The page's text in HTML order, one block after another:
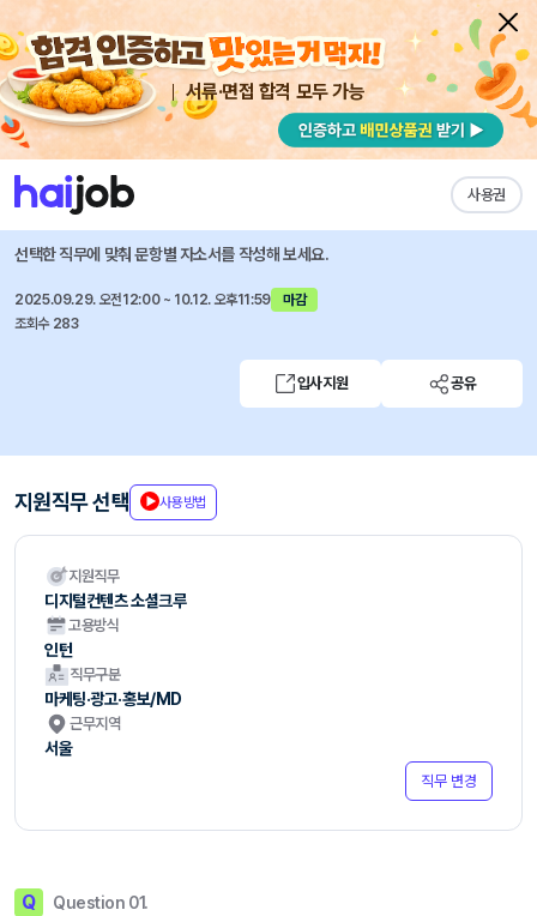
서류·면접 합격 모두 가능
사용권
채용공고 자소서 자유항목 자소서 내 작성목록
LG생활건강 즐겨찾기
소셜크루 인턴 채용
선택한 직무에 맞춰 문항별 자소서를 작성해 보세요.
2025.09.29. 오전12:00 ~ 10.12. 오후11:59
마감
조회수 283
입사지원 공유
지원직무 선택 사용방법
지원직무
디지털컨텐츠 소셜크루
고용방식
인턴
직무구분
마케팅·광고·홍보/MD
근무지역
서울
직무 변경
Q Question 01.